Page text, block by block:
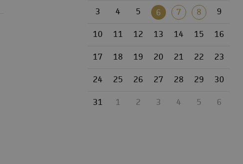
3 4 5 6 7 8 9
10 11 12 13 14 15 16
17 18 19 20 21 22 23
24 25 26 27 28 29 30
31 1 2 3 4 5 6